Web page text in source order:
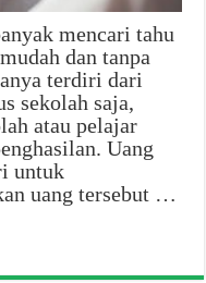
mencari tahu
dan tanpa
terdiri dari
sekolah saja,
atau pelajar
Uang
untuk
uang tersebut …